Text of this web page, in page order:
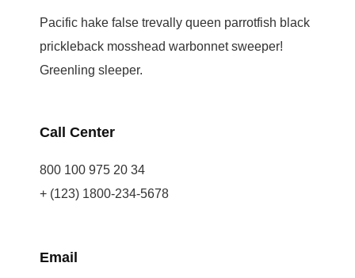
Pacific hake false trevally queen parrotfish black
prickleback mosshead warbonnet sweeper!
Greenling sleeper.
Call Center
800 100 975 20 34
+ (123) 1800-234-5678
Email